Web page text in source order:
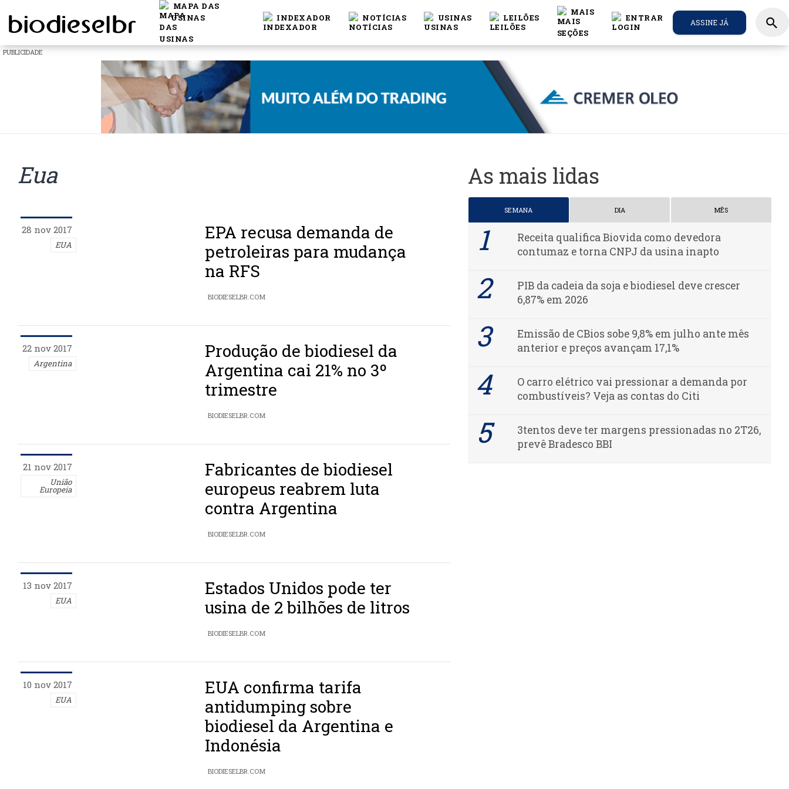
MAPA DAS
USINAS
INDEXADOR NOTÍCIAS USINAS LEILÕES
MAIS
ENTRAR ASSINE JÁ search
PUBLICIDADE
Eua
28 nov 2017
EUA
EPA recusa demanda de
petroleiras para mudança
na RFS
BIODIESELBR.COM
22 nov 2017
Argentina
Produção de biodiesel da
Argentina cai 21% no 3º
trimestre
BIODIESELBR.COM
21 nov 2017
União
Europeia
Fabricantes de biodiesel
europeus reabrem luta
contra Argentina
BIODIESELBR.COM
13 nov 2017
EUA
Estados Unidos pode ter
usina de 2 bilhões de litros
BIODIESELBR.COM
10 nov 2017
EUA
EUA confirma tarifa
antidumping sobre
biodiesel da Argentina e
Indonésia
BIODIESELBR.COM
As mais lidas
SEMANA DIA MÊS
Receita qualifica Biovida como devedora
contumaz e torna CNPJ da usina inapto
PIB da cadeia da soja e biodiesel deve crescer
6,87% em 2026
Emissão de CBios sobe 9,8% em julho ante mês
anterior e preços avançam 17,1%
O carro elétrico vai pressionar a demanda por
combustíveis? Veja as contas do Citi
3tentos deve ter margens pressionadas no 2T26,
prevê Bradesco BBI